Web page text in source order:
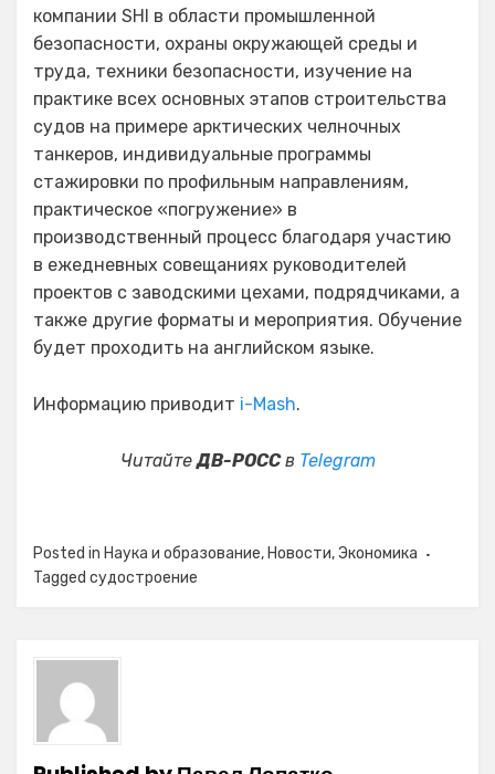
компании SHI в области промышленной
безопасности, охраны окружающей среды и
труда, техники безопасности, изучение на
практике всех основных этапов строительства
судов на примере арктических челночных
танкеров, индивидуальные программы
стажировки по профильным направлениям,
практическое «погружение» в
производственный процесс благодаря участию
в ежедневных совещаниях руководителей
проектов с заводскими цехами, подрядчиками, а
также другие форматы и мероприятия. Обучение
будет проходить на английском языке.
Информацию приводит i-Mash.
ЧитайтеДВ-РОССв Telegram
Posted in Наука и образование, Новости,Экономика
Tagged судостроение